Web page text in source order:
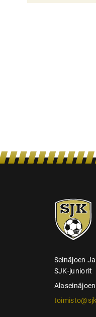
SJK-
juniorit
Seinäjoen
SJK-juniorit